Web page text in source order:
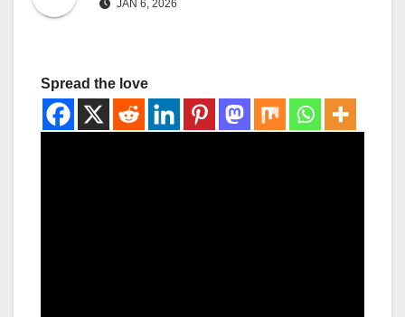
JAN 6, 2026
Spread the love